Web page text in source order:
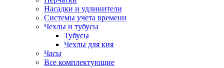
Насадки и удлинители
Системы учета времени
Чехлы и тубусы
Тубусы
Чехлы для кия
Часы
Все комплектующие